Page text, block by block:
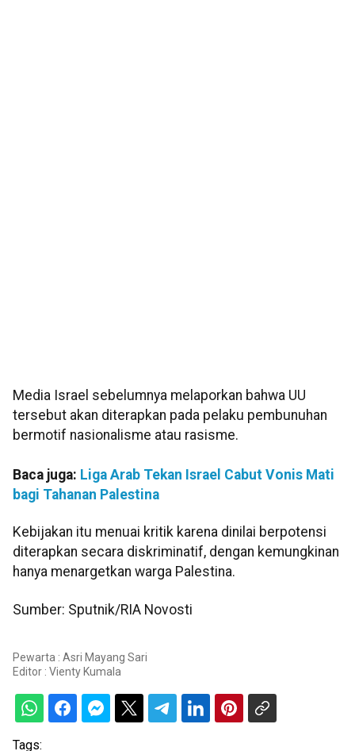
Media Israel sebelumnya melaporkan bahwa UU
tersebut akan diterapkan pada pelaku pembunuhan
bermotif nasionalisme atau rasisme.
Baca juga: Liga Arab Tekan Israel Cabut Vonis Mati
bagi Tahanan Palestina
Kebijakan itu menuai kritik karena dinilai berpotensi
diterapkan secara diskriminatif, dengan kemungkinan
hanya menargetkan warga Palestina.
Sumber: Sputnik/RIA Novosti
Pewarta : Asri Mayang Sari
Editor : Vienty Kumala
Tags: